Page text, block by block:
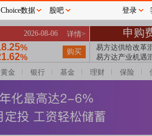
黄金 银行 基金 理财 保险
Choice数据 股吧 登录